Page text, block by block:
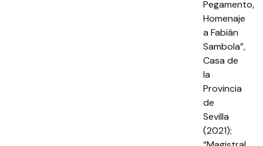
Pegamento,
Homenaje
a Fabián
Sambola”,
Casa de
la
Provincia
de
Sevilla
(2021);